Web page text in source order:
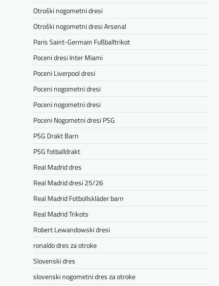
Otroški nogometni dresi
Otroški nogometni dresi Arsenal
Paris Saint-Germain Fußballtrikot
Poceni dresi Inter Miami
Poceni Liverpool dresi
Poceni nogometni dresi
Poceni nogometni dresi
Poceni Nogometni dresi PSG
PSG Drakt Barn
PSG fotballdrakt
Real Madrid dres
Real Madrid dresi 25/26
Real Madrid Fotbollskläder barn
Real Madrid Trikots
Robert Lewandowski dresi
ronaldo dres za otroke
Slovenski dres
slovenski nogometni dres za otroke